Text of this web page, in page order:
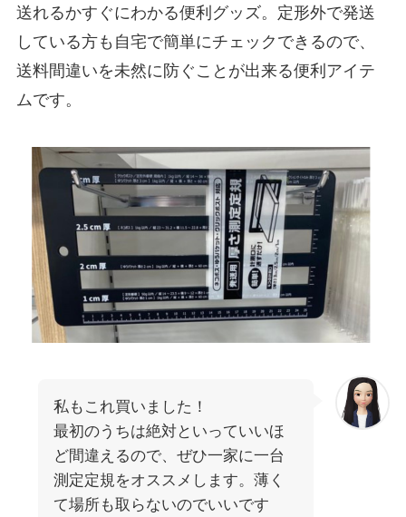
送れるかすぐにわかる便利グッズ。定形外で発送
している方も自宅で簡単にチェックできるので、
送料間違いを未然に防ぐことが出来る便利アイテ
ムです。
私もこれ買いました！
最初のうちは絶対といっていいほ
ど間違えるので、ぜひ一家に一台
測定定規をオススメします。薄く
て場所も取らないのでいいです